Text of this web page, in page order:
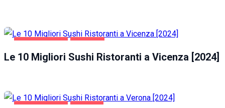
Le 10 Migliori Sushi Ristoranti a Vicenza [2024]